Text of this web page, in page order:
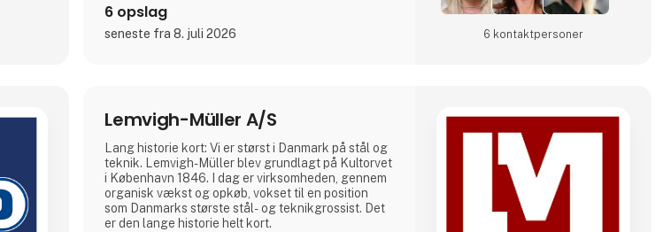
6 opslag
seneste fra 8. juli 2026 6 kontakt­personer
Lemvigh-Müller A/S
Lang historie kort: Vi er størst i Danmark på stål og
teknik. Lemvigh-Müller blev grundlagt på Kultorvet
i København 1846. I dag er virksomheden, gennem
organisk vækst og opkøb, vokset til en position
som Danmarks største stål- og teknikgrossist. Det
er den lange historie helt kort.